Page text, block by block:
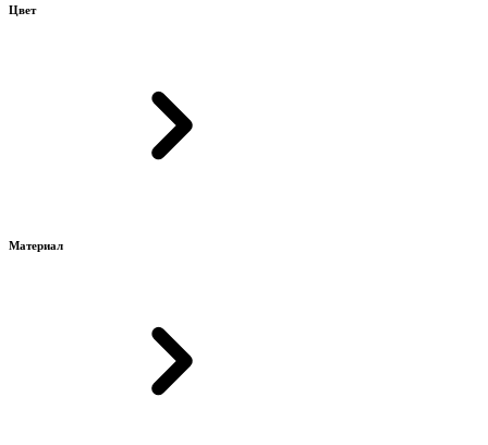
Цвет
Материал